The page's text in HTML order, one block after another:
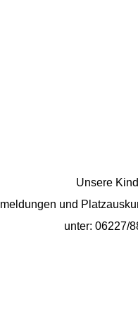
Unsere
und
unter: 06227/